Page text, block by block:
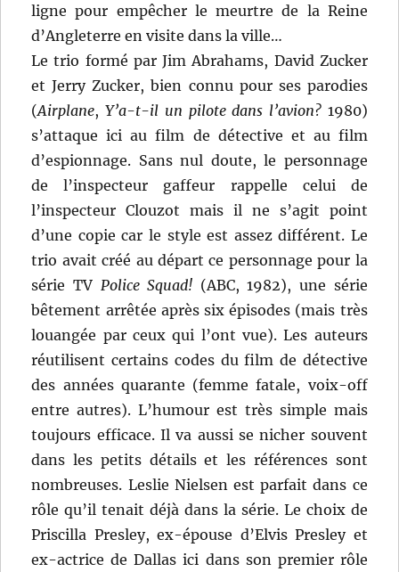
ligne pour empêcher le meurtre de la Reine
d’Angleterre en visite dans la ville…
Le trio formé par Jim Abrahams, David Zucker
et Jerry Zucker, bien connu pour ses parodies
(Airplane,Y’a-t-il un pilote dans l’avion?1980)
s’attaque ici au film de détective et au film
d’espionnage. Sans nul doute, le personnage
de l’inspecteur gaffeur rappelle celui de
l’inspecteur Clouzot mais il ne s’agit point
d’une copie car le style est assez différent. Le
trio avait créé au départ ce personnage pour la
série TV Police Squad! (ABC, 1982), une série
bêtement arrêtée après six épisodes (mais très
louangée par ceux qui l’ont vue). Les auteurs
réutilisent certains codes du film de détective
des années quarante (femme fatale, voix-off
entre autres). L’humour est très simple mais
toujours efficace. Il va aussi se nicher souvent
dans les petits détails et les références sont
nombreuses. Leslie Nielsen est parfait dans ce
rôle qu’il tenait déjà dans la série. Le choix de
Priscilla Presley, ex-épouse d’Elvis Presley et
ex-actrice de Dallas ici dans son premier rôle